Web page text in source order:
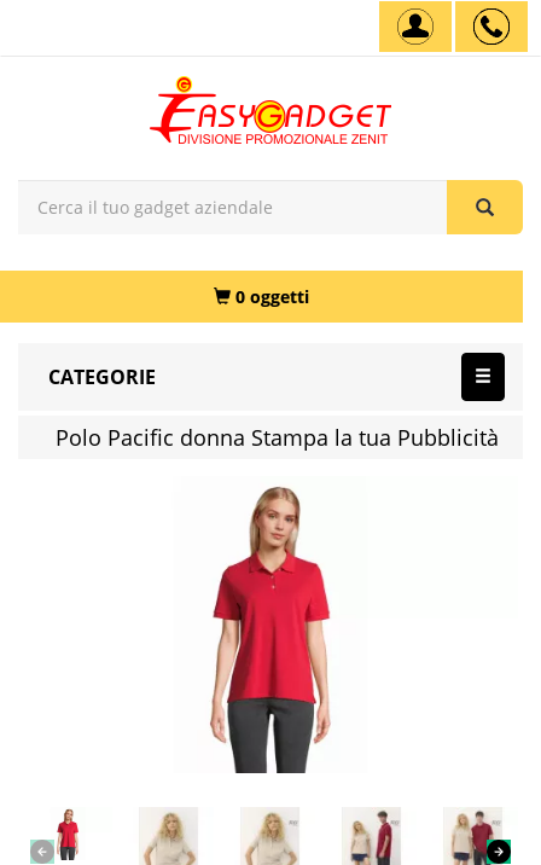
0 oggetti
CATEGORIE
Polo Pacific donna Stampa la tua Pubblicità